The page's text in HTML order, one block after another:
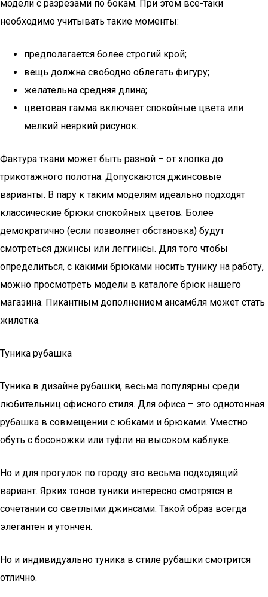
модели с разрезами по бокам. При этом все-таки
необходимо учитывать такие моменты:
предполагается более строгий крой;
вещь должна свободно облегать фигуру;
желательна средняя длина;
цветовая гамма включает спокойные цвета или
мелкий неяркий рисунок.
Фактура ткани может быть разной – от хлопка до
трикотажного полотна. Допускаются джинсовые
варианты. В пару к таким моделям идеально подходят
классические брюки спокойных цветов. Более
демократично (если позволяет обстановка) будут
смотреться джинсы или леггинсы. Для того чтобы
определиться, с какими брюками носить тунику на работу,
можно просмотреть модели в каталоге брюк нашего
магазина. Пикантным дополнением ансамбля может стать
жилетка.
Туника рубашка
Туника в дизайне рубашки, весьма популярны среди
любительниц офисного стиля. Для офиса – это однотонная
рубашка в совмещении с юбками и брюками. Уместно
обуть с босоножки или туфли на высоком каблуке.
Но и для прогулок по городу это весьма подходящий
вариант. Ярких тонов туники интересно смотрятся в
сочетании со светлыми джинсами. Такой образ всегда
элегантен и утончен.
Но и индивидуально туника в стиле рубашки смотрится
отлично.